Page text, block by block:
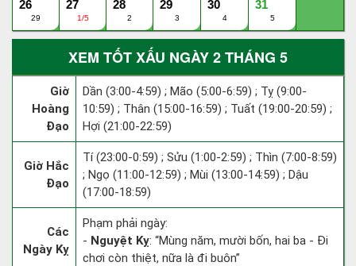
26
29
27
1/5
28
2
29
3
30
4
31
5
XEM TỐT XẤU NGÀY 2 THÁNG 5
Giờ
Hoàng
Đạo
Dần (3:00-4:59) ; Mão (5:00-6:59) ; Tỵ (9:00-
10:59) ; Thân (15:00-16:59) ; Tuất (19:00-20:59) ;
Hợi (21:00-22:59)
Giờ Hắc
Đạo
Tí (23:00-0:59) ; Sửu (1:00-2:59) ; Thìn (7:00-8:59)
; Ngọ (11:00-12:59) ; Mùi (13:00-14:59) ; Dậu
(17:00-18:59)
Các
Ngày Kỵ
Phạm phải ngày:
- Nguyệt Kỵ: “Mùng năm, mười bốn, hai ba - Đi
chơi còn thiệt, nữa là đi buôn”